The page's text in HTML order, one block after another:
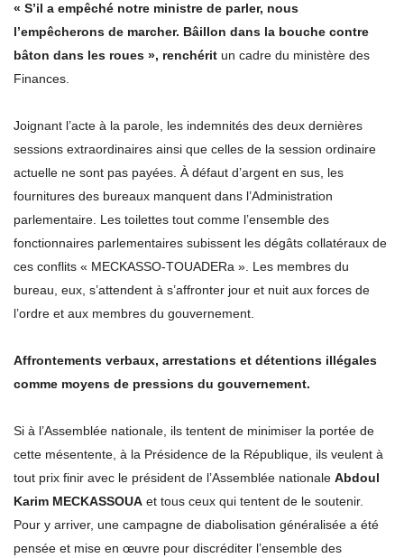
« S’il a empêché notre ministre de parler, nous
l’empêcherons de marcher. Bâillon dans la bouche contre
bâton dans les roues », renchérit un cadre du ministère des
Finances.
Joignant l’acte à la parole, les indemnités des deux dernières
sessions extraordinaires ainsi que celles de la session ordinaire
actuelle ne sont pas payées. À défaut d’argent en sus, les
fournitures des bureaux manquent dans l’Administration
parlementaire. Les toilettes tout comme l’ensemble des
fonctionnaires parlementaires subissent les dégâts collatéraux de
ces conflits « MECKASSO-TOUADERa ». Les membres du
bureau, eux, s’attendent à s’affronter jour et nuit aux forces de
l’ordre et aux membres du gouvernement.
Affrontements verbaux, arrestations et détentions illégales
comme moyens de pressions du gouvernement.
Si à l’Assemblée nationale, ils tentent de minimiser la portée de
cette mésentente, à la Présidence de la République, ils veulent à
tout prix finir avec le président de l’Assemblée nationale Abdoul
Karim MECKASSOUA et tous ceux qui tentent de le soutenir.
Pour y arriver, une campagne de diabolisation généralisée a été
pensée et mise en œuvre pour discréditer l’ensemble des